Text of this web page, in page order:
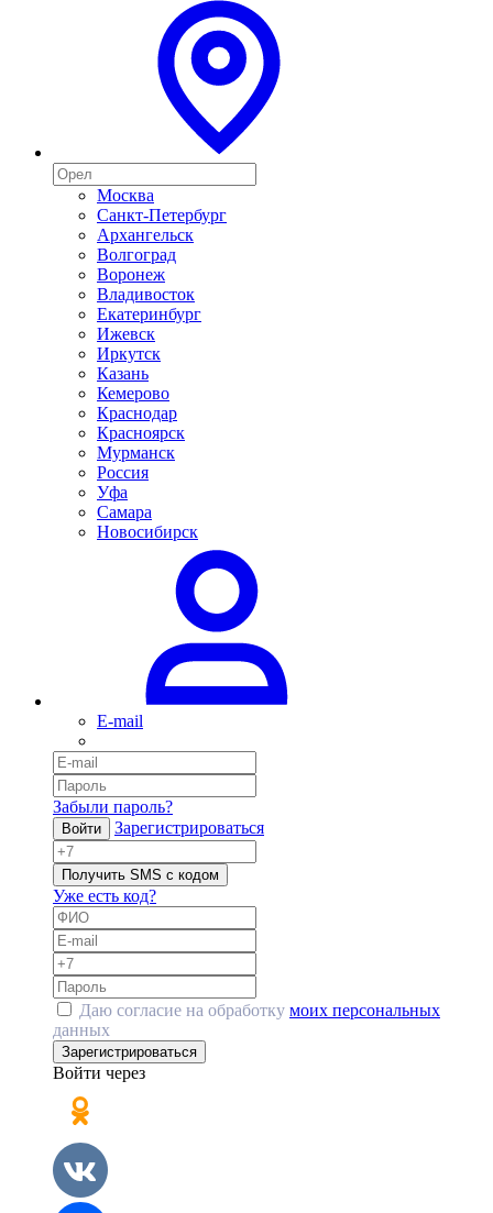
Москва
Санкт-Петербург
Архангельск
Волгоград
Воронеж
Владивосток
Екатеринбург
Ижевск
Иркутск
Казань
Кемерово
Краснодар
Красноярск
Мурманск
Россия
Уфа
Самара
Новосибирск
E-mail
Забыли пароль?
Войти Зарегистрироваться
Получить SMS с кодом
Уже есть код?
Даю согласие на обработку моих персональных
данных
Зарегистрироваться
Войти через